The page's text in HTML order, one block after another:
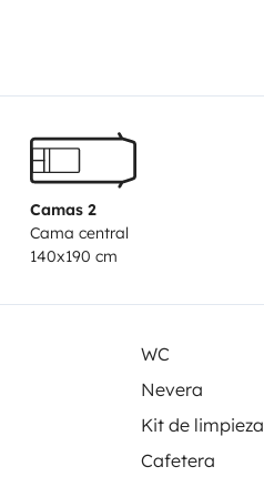
pour ne manquer de
notre cour le temps de
vos draps et votre linge.
sereinement votre départ.
de merveilleux souvenirs 🌍
Camas 2
Cama central
140x190 cm
WC
Nevera
Kit de limpieza
Cafetera